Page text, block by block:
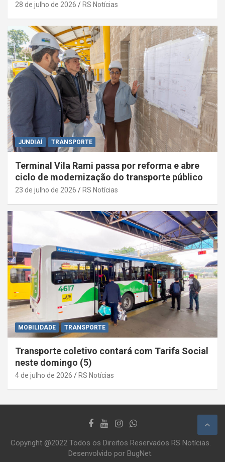
28 de julho de 2026 RS Notícias
JUNDIAÍ TRANSPORTE
Terminal Vila Rami passa por reforma e abre
ciclo de modernização do transporte público
23 de julho de 2026 RS Notícias
MOBILIDADE TRANSPORTE
Transporte coletivo contará com Tarifa Social
neste domingo (5)
4 de julho de 2026 RS Notícias
Copyright @2022 Todos os Direitos Reservados RS Notícias.
Desenvolvido por BugNet.